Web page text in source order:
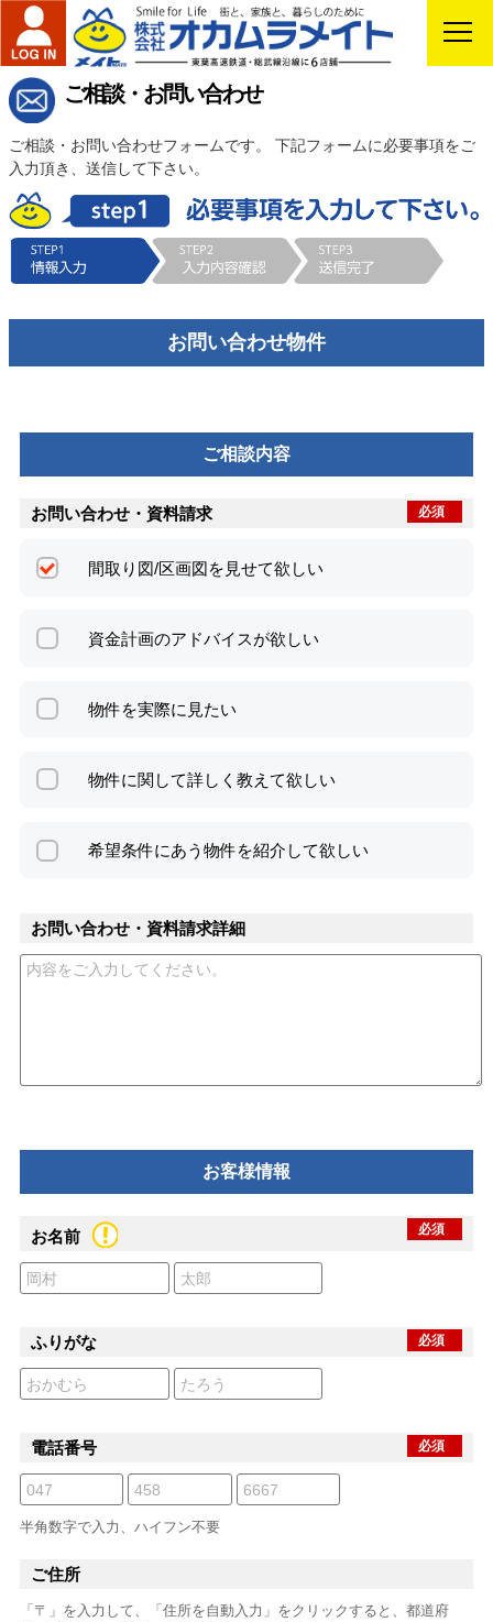
ご相談・お問い合わせ
ご相談・お問い合わせフォームです。 下記フォームに必要事項をご
入力頂き、送信して下さい。
お問い合わせ物件
ご相談内容
お問い合わせ・資料請求 必須
間取り図/区画図を見せて欲しい
資金計画のアドバイスが欲しい
物件を実際に見たい
物件に関して詳しく教えて欲しい
希望条件にあう物件を紹介して欲しい
お問い合わせ・資料請求詳細
お客様情報
お名前 必須
ふりがな 必須
電話番号 必須
半角数字で入力、ハイフン不要
ご住所
「〒」を入力して、「住所を自動入力」をクリックすると、都道府